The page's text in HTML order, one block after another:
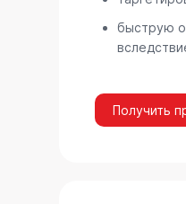
быструю
Получить